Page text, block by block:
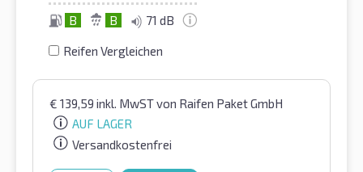
B B 71 dB
Reifen Vergleichen
€ 139,59 inkl. MwSTvon Raifen Paket GmbH
AUF LAGER
Versandkostenfrei